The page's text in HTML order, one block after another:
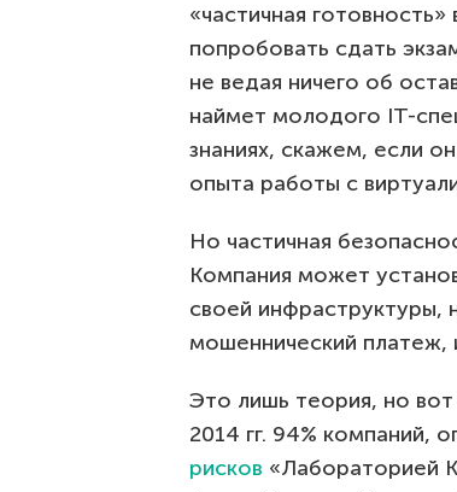
«частичная
попробовать сдать
не ведая ничего об
наймет молодого IT-
знаниях, скажем, если
опыта работы с
Но частичная
Компания может
своей инфраструктуры,
мошеннический платеж,
Это лишь теория, но
2014 гг. 94% компаний,
рисков «Лабораторией